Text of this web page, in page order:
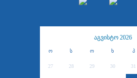
აგვისტო 2026
ო ს ო ხ პ
27 28 29 30 31